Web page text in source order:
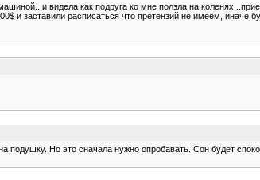
видела как подруга ко мне ползла на
и заставили расписаться что претензий не имеем, иначе
Но это сначала нужно опробавать. Сон будет